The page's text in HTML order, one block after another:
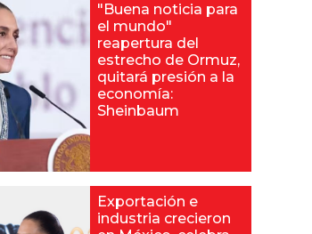
"Buena noticia para
el mundo"
reapertura del
estrecho de Ormuz,
quitará presión a la
economía:
Sheinbaum
Exportación e
industria crecieron